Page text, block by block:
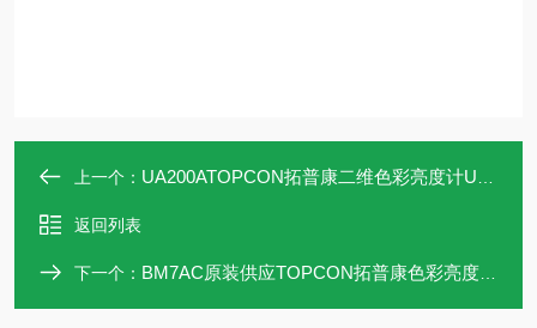
上一个： UA200ATOPCON拓普康二维色彩亮度计UA-200A北崎
返回列表
下一个： BM7AC原装供应TOPCON拓普康色彩亮度计BM-7AC